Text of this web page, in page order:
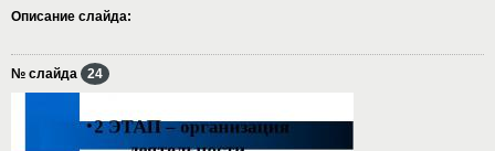
Описание слайда:
№ слайда 24